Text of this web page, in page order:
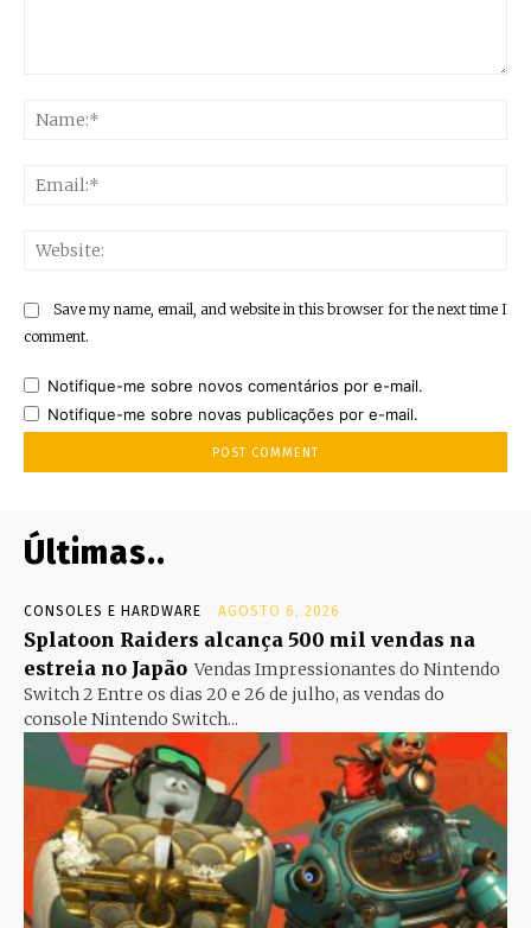
Save my name, email, and website in this browser for the next time I
comment.
Notifique-me sobre novos comentários por e-mail.
Notifique-me sobre novas publicações por e-mail.
Últimas..
CONSOLES E HARDWARE AGOSTO 6, 2026
Splatoon Raiders alcança 500 mil vendas na
estreia no Japão Vendas Impressionantes do Nintendo
Switch 2 Entre os dias 20 e 26 de julho, as vendas do
console Nintendo Switch...